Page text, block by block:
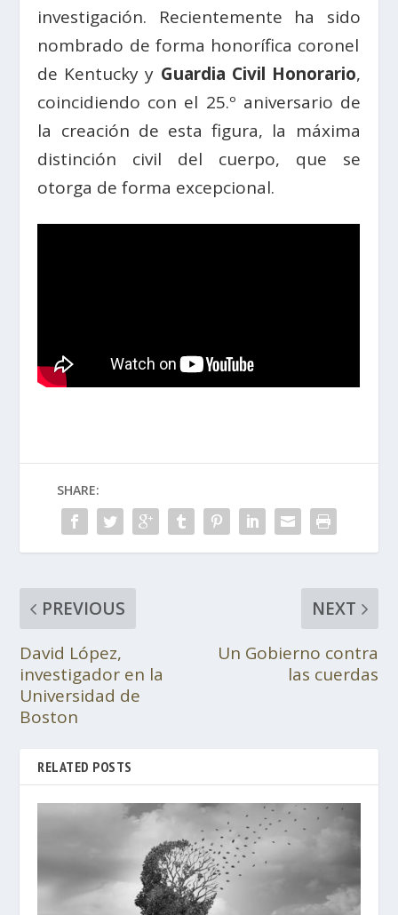
investigación. Recientemente ha sido
nombrado de forma honorífica coronel
de Kentucky y Guardia Civil Honorario,
coincidiendo con el 25.º aniversario de
la creación de esta figura, la máxima
distinción civil del cuerpo, que se
otorga de forma excepcional.
SHARE:
PREVIOUS
David López,
investigador en la
Universidad de
Boston
NEXT
Un Gobierno contra
las cuerdas
RELATED POSTS